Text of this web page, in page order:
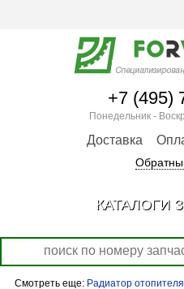
Смотреть еще: Радиатор
+7 (495)
Понедельник -
Доставка
КАТАЛОГИ